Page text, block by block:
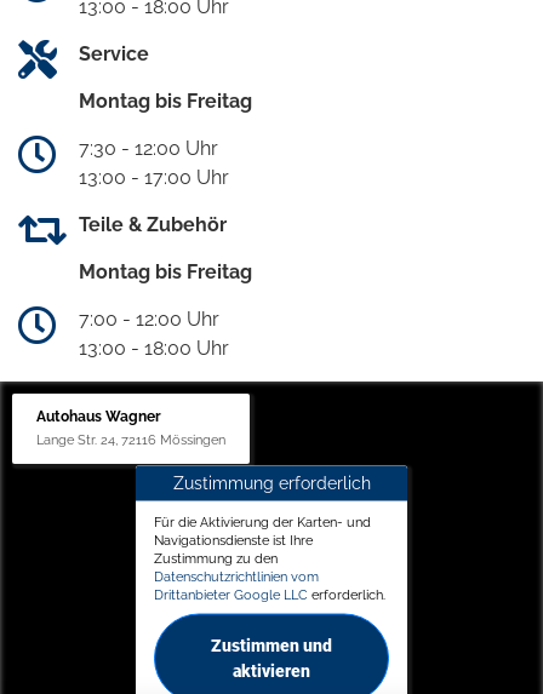
13:00 - 18:00 Uhr
Service
Montag bis Freitag
7:30 - 12:00 Uhr
13:00 - 17:00 Uhr
Teile & Zubehör
Montag bis Freitag
7:00 - 12:00 Uhr
13:00 - 18:00 Uhr
Autohaus Wagner
Lange Str. 24, 72116 Mössingen
Zustimmung erforderlich
Für die Aktivierung der Karten- und
Navigationsdienste ist Ihre
Zustimmung zu den
Datenschutzrichtlinien vom
Drittanbieter Google LLC erforderlich.
Zustimmen und
aktivieren